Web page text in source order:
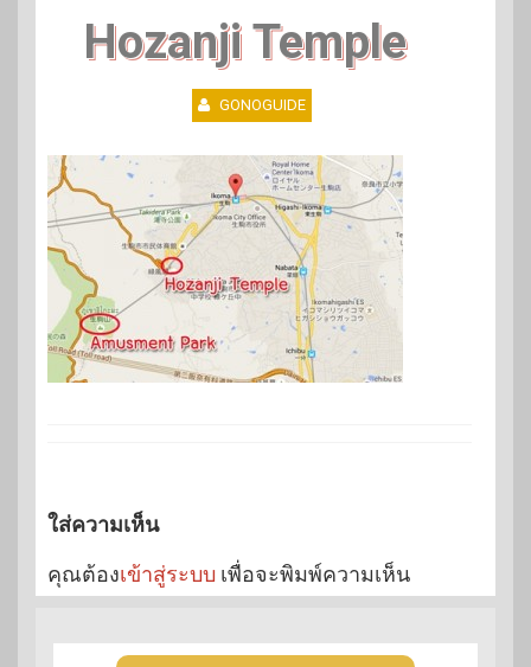
Hozanji Temple
GONOGUIDE
ใส่ความเห็น
คุณต้องเข้าสู่ระบบ เพื่อจะพิมพ์ความเห็น